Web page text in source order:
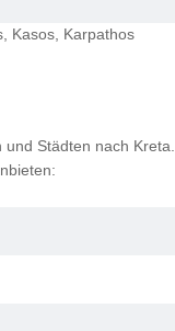
Kasos, Karpathos
Städten nach Kreta.